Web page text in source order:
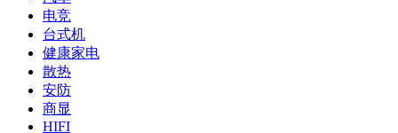
电竞
台式机
健康家电
散热
安防
商显
HIFI